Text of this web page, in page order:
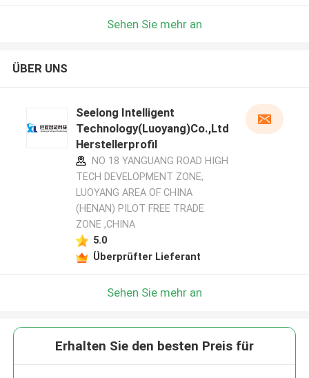
Sehen Sie mehr an
ÜBER UNS
Seelong Intelligent
Technology(Luoyang)Co.,Ltd
Herstellerprofil
NO 18 YANGUANG ROAD HIGH
TECH DEVELOPMENT ZONE,
LUOYANG AREA OF CHINA
(HENAN) PILOT FREE TRADE
ZONE ,CHINA
5.0
Überprüfter Lieferant
Sehen Sie mehr an
Erhalten Sie den besten Preis für